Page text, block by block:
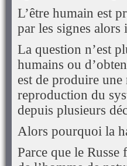
L’être humain est
par les signes
La question n’est
humains ou
est de produire
reproduction du
depuis plusieurs
Alors pourquoi la
Parce que le